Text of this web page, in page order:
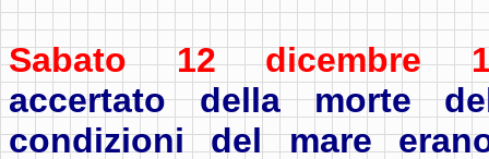
Sabato 12 dicembre
accertato della morte
condizioni del mare